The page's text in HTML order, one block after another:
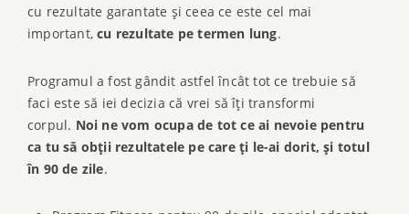
cu rezultate garantate şi ceea ce este cel mai
important,cu rezultate pe termen lung.
Programul a fost gândit astfel încât tot ce trebuie să
faci este să iei decizia că vrei să îţi transformi
corpul. Noi ne vom ocupa de tot ce ai nevoie pentru
ca tu să obţii rezultatele pe care ţi le-ai dorit, şi totul
în 90 de zile.